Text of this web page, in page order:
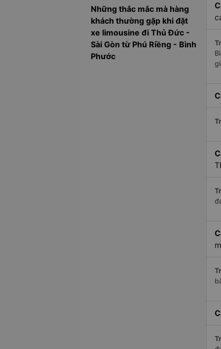
Những thắc mắc mà hàng
khách thường gặp khi đặt
xe limousine đi Thủ Đức -
Sài Gòn từ Phú Riềng - Bình
Phước